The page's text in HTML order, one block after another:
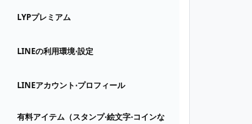
LYPプレミアム
LINEの利用環境⋅設定
LINEアカウント⋅プロフィール
有料アイテム（スタンプ⋅絵文字⋅コインな